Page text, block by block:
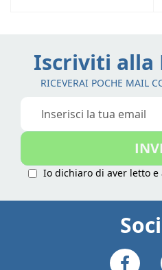
Iscriviti alla
RICEVERAI POCHE MAIL
nostra
Io dichiaro di aver letto e